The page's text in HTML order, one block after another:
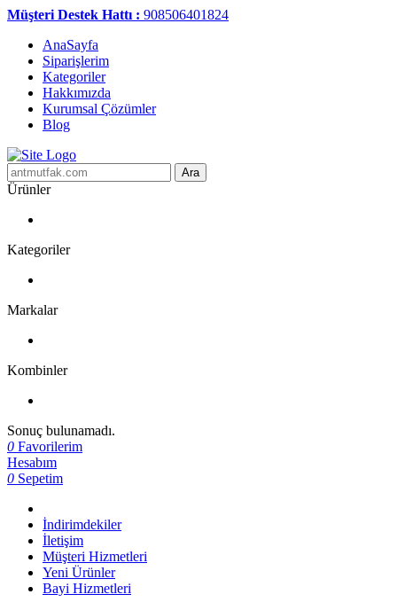
Müşteri Destek Hattı : 908506401824
AnaSayfa
Siparişlerim
Kategoriler
Hakkımızda
Kurumsal Çözümler
Blog
Ara
Ürünler
Kategoriler
Markalar
Kombinler
Sonuç bulunamadı.
0 Favorilerim
Hesabım
0 Sepetim
İndirimdekiler
İletişim
Müşteri Hizmetleri
Yeni Ürünler
Bayi Hizmetleri